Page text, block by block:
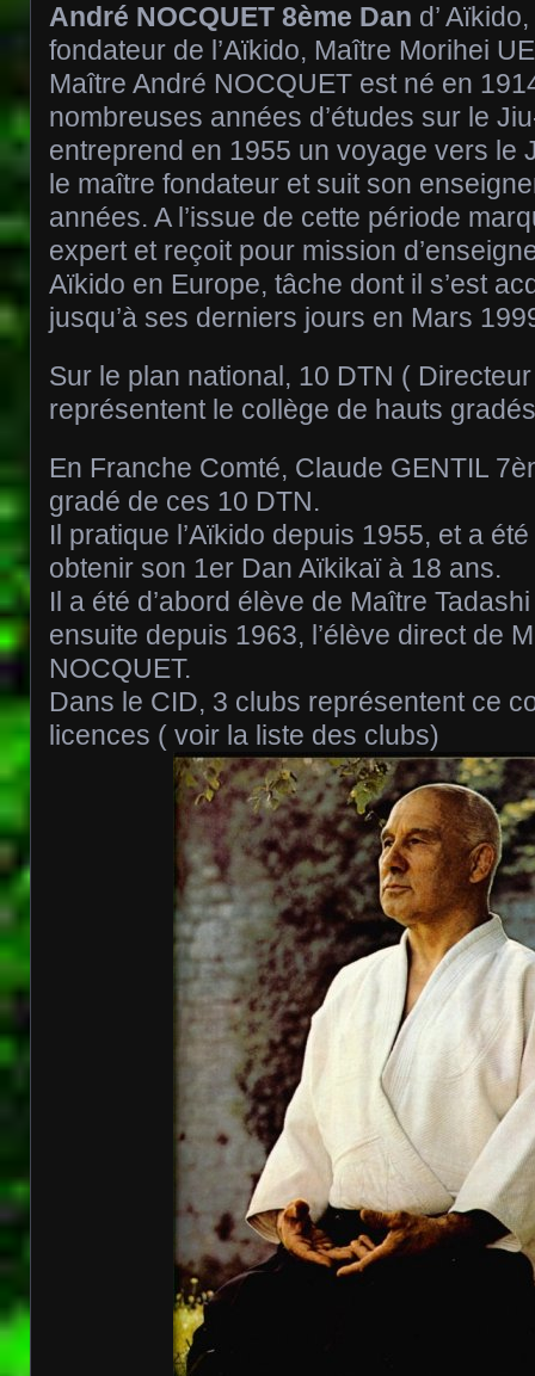
André NOCQUET 8ème Dan d’
fondateur de l’Aïkido, Maître Morihei
Maître André NOCQUET est né en
nombreuses années d’études sur le
entreprend en 1955 un voyage vers le
le maître fondateur et suit son
années. A l’issue de cette période
expert et reçoit pour mission
Aïkido en Europe, tâche dont il s’est
jusqu’à ses derniers jours en Mars
Sur le plan national, 10 DTN (
représentent le collège de hauts
En Franche Comté, Claude GENTIL
gradé de ces 10 DTN.
Il pratique l’Aïkido depuis 1955, et a
obtenir son 1er Dan Aïkikaï à 18 ans.
Il a été d’abord élève de Maître
ensuite depuis 1963, l’élève direct de
NOCQUET.
Dans le CID, 3 clubs représentent ce
licences ( voir la liste des clubs)